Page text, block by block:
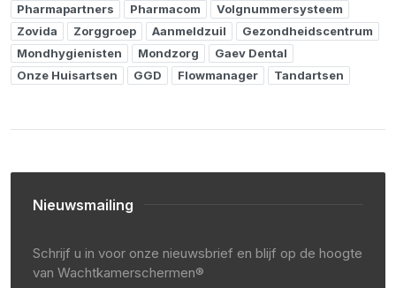
Pharmapartners
Pharmacom
Volgnummersysteem
Zovida
Zorggroep Aanmeldzuil
Gezondheidscentrum
Mondhygienisten
Mondzorg
Gaev Dental
Onze Huisartsen
GGD Flowmanager Tandartsen
Nieuwsmailing
Schrijf u in voor onze nieuwsbrief en blijf op de hoogte
van Wachtkamerschermen®